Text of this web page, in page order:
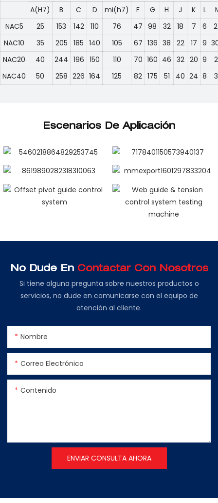
A(H7) B C D mi(h7) F G H J K L
NAC5
25 153 142 110 76 47 98 32 18 7 6
NAC10
35 205 185 140 105 67 136 38 22 17 9
NAC20
40 244 196 150 110 70 160 46 32 20 9
NAC40
50 258 226 164 125 82 175 51 40 24 8
Escenarios De Aplicación
No Dude En Contactar Con Nosotros
Si tiene alguna pregunta sobre nuestros productos o
servicios, no dude en comunicarse con el equipo de
atención al cliente.
Nombre
Correo Electrónico
Contenido
ENVIAR CONSULTA AHORA